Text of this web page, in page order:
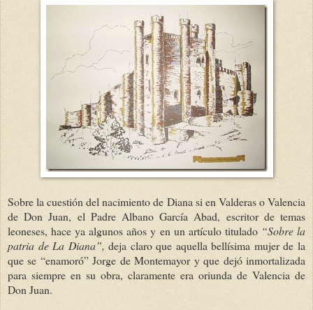
Sobre la cuestión del nacimiento de Diana si en Valderas o Valencia
de Don Juan, el Padre Albano García Abad, escritor de temas
leoneses, hace ya algunos años y en un artículo titulado “Sobre la
patria de La Diana”, deja claro que aquella bellísima mujer de la
que se “enamoró” Jorge de Montemayor y que dejó inmortalizada
para siempre en su obra, claramente era oriunda de Valencia de
Don Juan.